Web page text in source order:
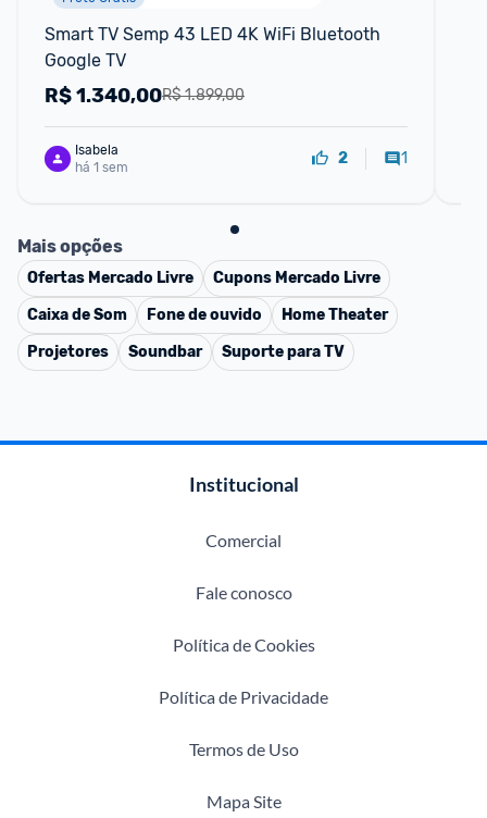
Smart TV Semp 43 LED 4K WiFi Bluetooth
Google TV
R$ 1.899,00
R$1.340,00
Isabela
há 1 sem
2 1
Mais opções
Ofertas Mercado Livre Cupons Mercado Livre
Caixa de Som
Fone de ouvido
Home Theater
Projetores
Soundbar Suporte para TV
Institucional
Comercial
Fale conosco
Política de Cookies
Política de Privacidade
Termos de Uso
Mapa Site